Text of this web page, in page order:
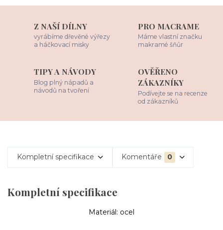
Z NAŠÍ DÍLNY
vyrábíme dřevěné výřezy
a háčkovací misky
PRO MACRAME
Máme vlastní značku
makramé šňůr
TIPY A NÁVODY
Blog plný nápadů a
návodů na tvoření
OVĚŘENO
ZÁKAZNÍKY
Podívejte se na recenze
od zákazníků
Kompletní specifikace Komentáře 0
Kompletní specifikace
Materiál: ocel